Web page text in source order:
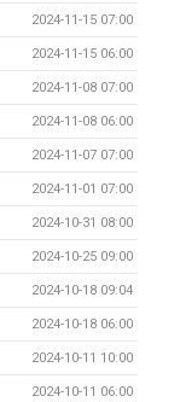
2024-11-15 07:00
2024-11-15 06:00
2024-11-08 07:00
2024-11-08 06:00
2024-11-07 07:00
2024-11-01 07:00
2024-10-31 08:00
2024-10-25 09:00
2024-10-18 09:04
2024-10-18 06:00
2024-10-11 10:00
2024-10-11 06:00